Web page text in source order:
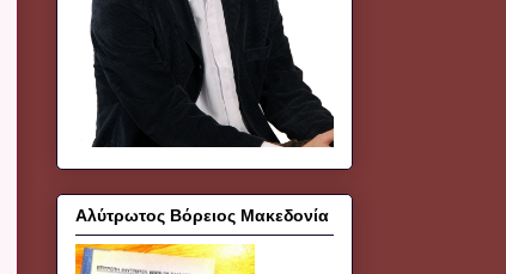
Αλύτρωτος Βόρειος Μακεδονία